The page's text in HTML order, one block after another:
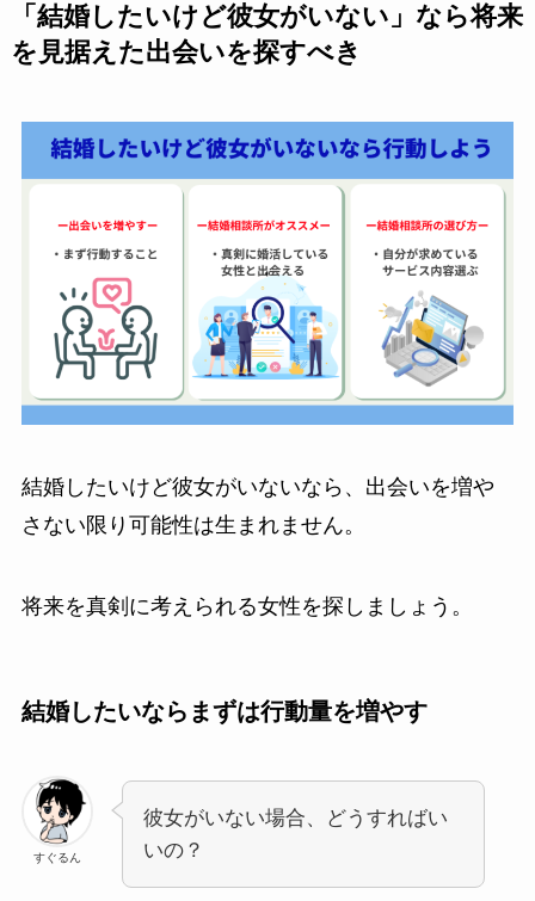
「結婚したいけど彼女がいない」なら将来
を見据えた出会いを探すべき
結婚したいけど彼女がいないなら、出会いを増や
さない限り可能性は生まれません。
将来を真剣に考えられる女性を探しましょう。
結婚したいならまずは行動量を増やす
すぐるん
彼女がいない場合、どうすればい
いの？